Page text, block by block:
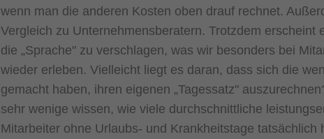
wenn man die anderen Kosten oben drauf rechnet.
Vergleich zu Unternehmensberatern. Trotzdem erscheint
die „Sprache" zu verschlagen, was wir besonders bei
wieder erleben. Vielleicht liegt es daran, dass sich die
gemacht haben, ihren eigenen „Tagessatz"
sehr wenige wissen, wie viele durchschnittliche
Mitarbeiter ohne Urlaubs- und Krankheitstage tatsächlich